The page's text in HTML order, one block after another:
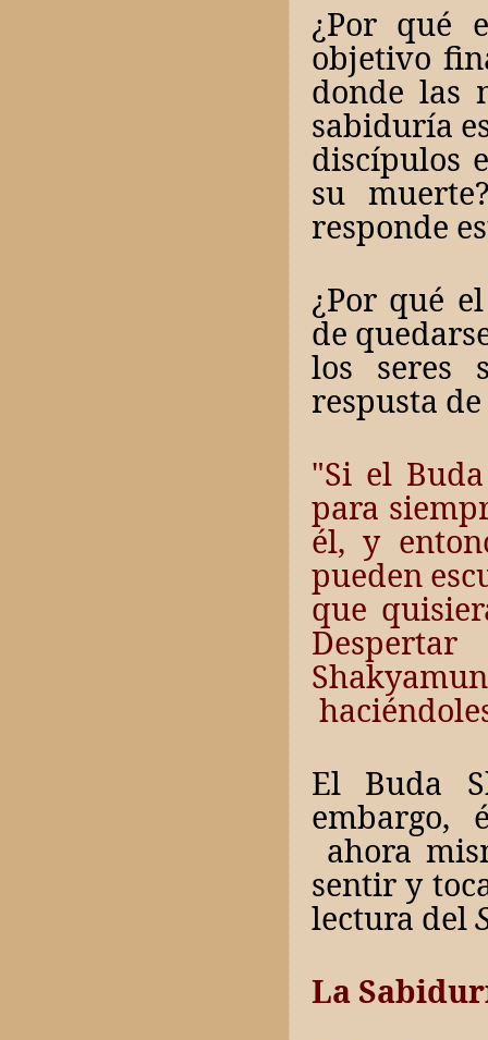
¿Por qué
objetivo
donde las
sabiduría
discípulos
su
responde
¿Por qué
de
los seres
respusta
"Si el
para
él, y
pueden
que
El Buda
embargo,
ahora
sentir y
lectura del
La